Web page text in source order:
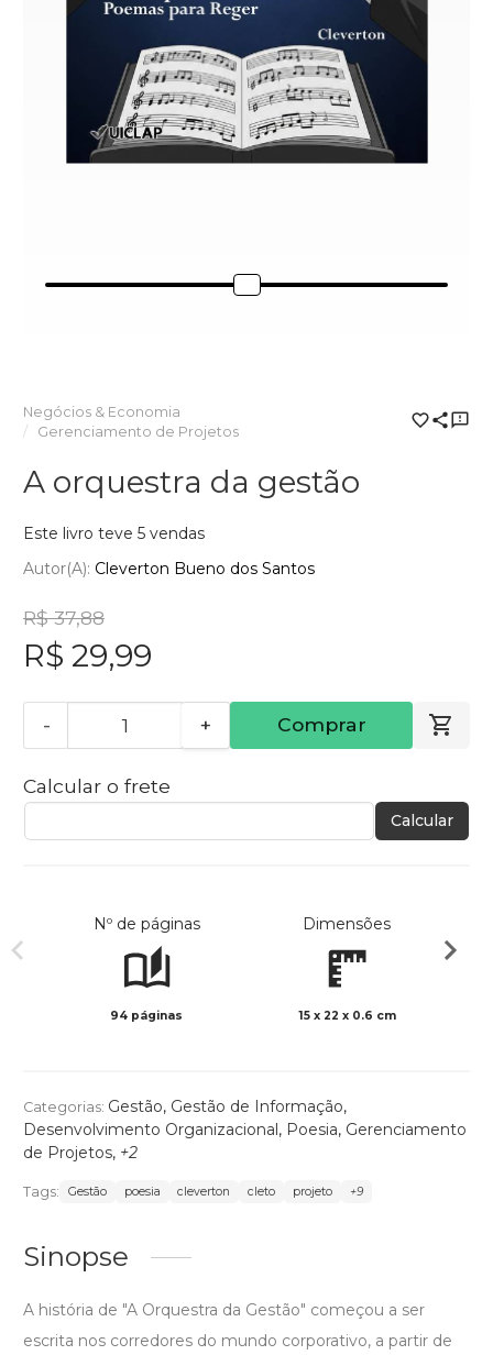
Negócios & Economia
Gerenciamento de Projetos
A orquestra da gestão
Este livro teve 5 vendas
Autor(a): Cleverton Bueno dos Santos
R$ 37,88
R$ 29,99
- + Comprar
Calcular o frete
Calcular
Nº de páginas
94 páginas
Dimensões
15 x 22 x 0.6 cm
Categorias: Gestão, Gestão de Informação,
Desenvolvimento Organizacional , Poesia, Gerenciamento
de Projetos, +2
Tags: Gestão poesia cleverton cleto projeto +9
Sinopse
A história de "A Orquestra da Gestão" começou a ser
escrita nos corredores do mundo corporativo, a partir de